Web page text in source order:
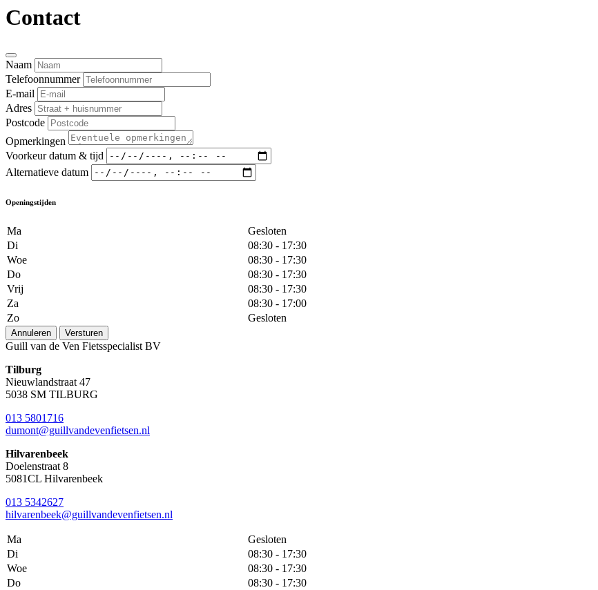
Contact
Naam
Telefoonnummer
E-mail
Adres
Postcode
Opmerkingen
Voorkeur datum & tijd
Alternatieve datum
Openingstijden
Ma
Gesloten
Di
08:30 - 17:30
Woe
08:30 - 17:30
Do
08:30 - 17:30
Vrij
08:30 - 17:30
Za
08:30 - 17:00
Zo
Gesloten
Annuleren Versturen
Guill van de Ven Fietsspecialist BV
Tilburg
Nieuwlandstraat 47
5038 SM TILBURG
013 5801716
dumont@guillvandevenfietsen.nl
Hilvarenbeek
Doelenstraat 8
5081CL Hilvarenbeek
013 5342627
hilvarenbeek@guillvandevenfietsen.nl
Ma
Gesloten
Di
08:30 - 17:30
Woe
08:30 - 17:30
Do
08:30 - 17:30